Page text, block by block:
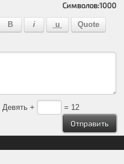
Символов:1000
Девять + = 12